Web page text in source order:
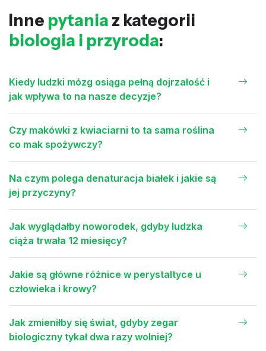
Inne pytania z kategorii
biologia i przyroda:
Kiedy ludzki mózg osiąga pełną dojrzałość i
jak wpływa to na nasze decyzje?
Czy makówki z kwiaciarni to ta sama roślina
co mak spożywczy?
Na czym polega denaturacja białek i jakie są
jej przyczyny?
Jak wyglądałby noworodek, gdyby ludzka
ciąża trwała 12 miesięcy?
Jakie są główne różnice w perystaltyce u
człowieka i krowy?
Jak zmieniłby się świat, gdyby zegar
biologiczny tykał dwa razy wolniej?